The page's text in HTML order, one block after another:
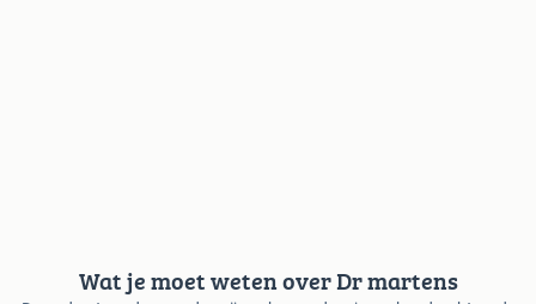
Wat je moet weten over Dr martens